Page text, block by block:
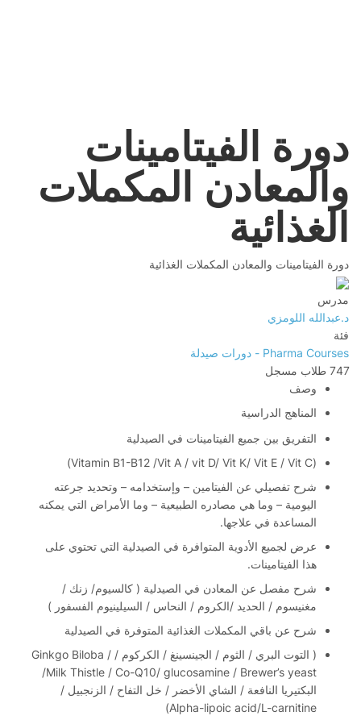
دورة الفيتامينات
والمعادن المكملات
الغذائية
دورة الفيتامينات والمعادن المكملات الغذائية
مدرس
د.عبدالله اللومزي
فئة
Pharma Courses - دورات صيدلة
747 طلاب مسجل
وصف
المناهج الدراسية
التفريق بين جميع الفيتامينات في الصيدلية
(Vitamin B1-B12 /Vit A / vit D/ Vit K/ Vit E / Vit C)
شرح تفصيلي عن الفيتامين – وإستخدامه – وتحديد جرعته
اليومية – وما هي مصادره الطبيعية – وما الأمراض التي يمكنه
المساعدة في علاجها.
عرض لجميع الأدوية المتوافرة في الصيدلية التي تحتوي على
هذا الفيتامينات.
شرح مفصل عن المعادن في الصيدلية ( كالسيوم/ زنك /
مغنيسوم / الحديد /الكروم / النحاس / السيلينيوم الفسفور )
شرح عن باقي المكملات الغذائية المتوفرة في الصيدلية
( التوت البري / الثوم / الجينسينغ / الكركوم / Ginkgo Biloba /
Milk Thistle / Co-Q10/ glucosamine / Brewer’s yeast/
البكتيريا النافعة / الشاي الأخضر / خل التفاح / الزنجبيل /
Alpha-lipoic acid/L-carnitine)